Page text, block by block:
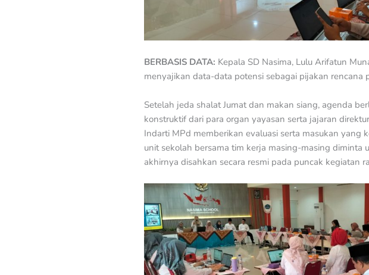
BERBASIS DATA: Kepala SD Nasima, Lulu Arifatun
menyajikan data-data potensi sebagai pijakan rencana
Setelah jeda shalat Jumat dan makan siang, agenda
konstruktif dari para organ yayasan serta jajaran
Indarti MPd memberikan evaluasi serta masukan yang
unit sekolah bersama tim kerja masing-masing
akhirnya disahkan secara resmi pada puncak